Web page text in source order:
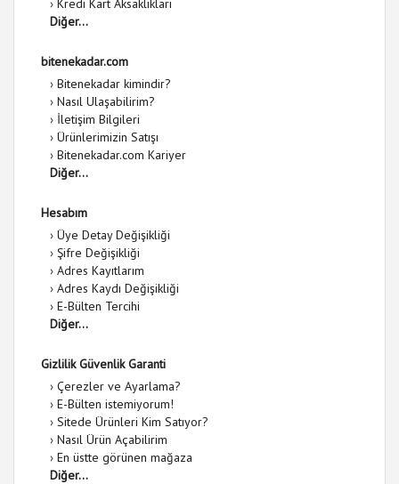
› Kredi Kart Aksaklıkları
Diğer...
bitenekadar.com
› Bitenekadar kimindir?
› Nasıl Ulaşabilirim?
› İletişim Bilgileri
› Ürünlerimizin Satışı
› Bitenekadar.com Kariyer
Diğer...
Hesabım
› Üye Detay Değişikliği
› Şifre Değişikliği
› Adres Kayıtlarım
› Adres Kaydı Değişikliği
› E-Bülten Tercihi
Diğer...
Gizlilik Güvenlik Garanti
› Çerezler ve Ayarlama?
› E-Bülten istemiyorum!
› Sitede Ürünleri Kim Satıyor?
› Nasıl Ürün Açabilirim
› En üstte görünen mağaza
Diğer...